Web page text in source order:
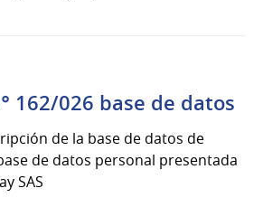
162/026 base de datos
de la base de datos de
de datos personal presentada
SAS